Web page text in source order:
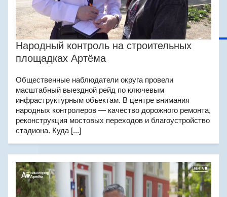
Народный контроль на строительных
площадках Артёма
Общественные наблюдатели округа провели
масштабный выездной рейд по ключевым
инфраструктурным объектам. В центре внимания
народных контролеров — качество дорожного ремонта,
реконструкция мостовых переходов и благоустройство
стадиона. Куда [...]